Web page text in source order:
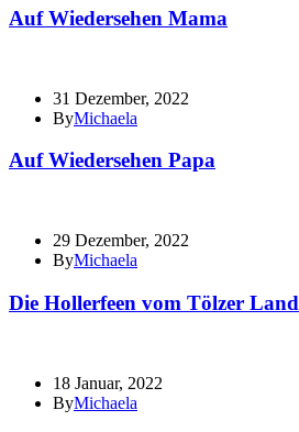
Auf Wiedersehen Mama
31 Dezember, 2022
ByMichaela
Auf Wiedersehen Papa
29 Dezember, 2022
ByMichaela
Die Hollerfeen vom Tölzer Land
18 Januar, 2022
ByMichaela